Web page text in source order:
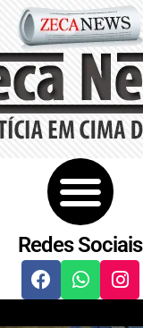
Redes Sociais